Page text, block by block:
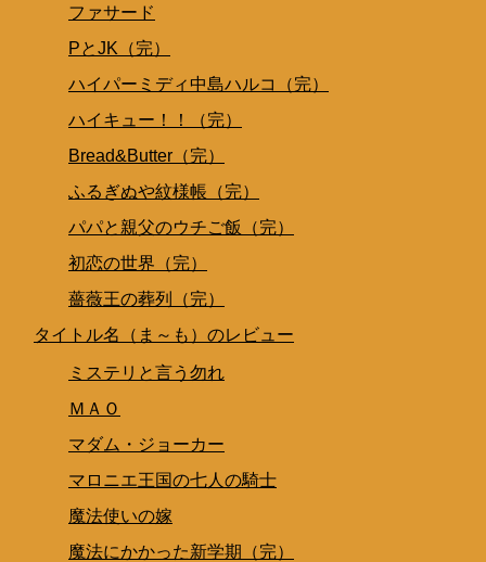
ファサード
PとJK（完）
ハイパーミディ中島ハルコ（完）
ハイキュー！！（完）
Bread&Butter（完）
ふるぎぬや紋様帳（完）
パパと親父のウチご飯（完）
初恋の世界（完）
薔薇王の葬列（完）
タイトル名（ま～も）のレビュー
ミステリと言う勿れ
ＭＡＯ
マダム・ジョーカー
マロニエ王国の七人の騎士
魔法使いの嫁
魔法にかかった新学期（完）